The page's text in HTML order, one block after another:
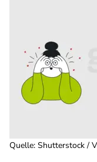
Quelle: Shutterstock /